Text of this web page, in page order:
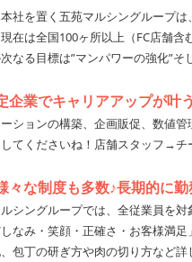
社を置く五苑マルシングループ
在は全国100ヶ所以上（FC店舗
なる目標は”マンパワーの強化”
業でキャリアアップが叶
ションの構築、企画販促、数値
てくださいね！店舗スタッフ→
な制度も多数♪長期的に勤
シングループでは、全従業員を対
しなみ・笑顔・正確さ・お客様満
包丁の研ぎ方や肉の切り方など